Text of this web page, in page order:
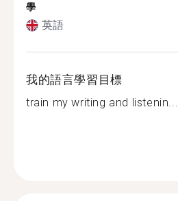
學
英語
我的語言學習目標
train my writing and listenin...